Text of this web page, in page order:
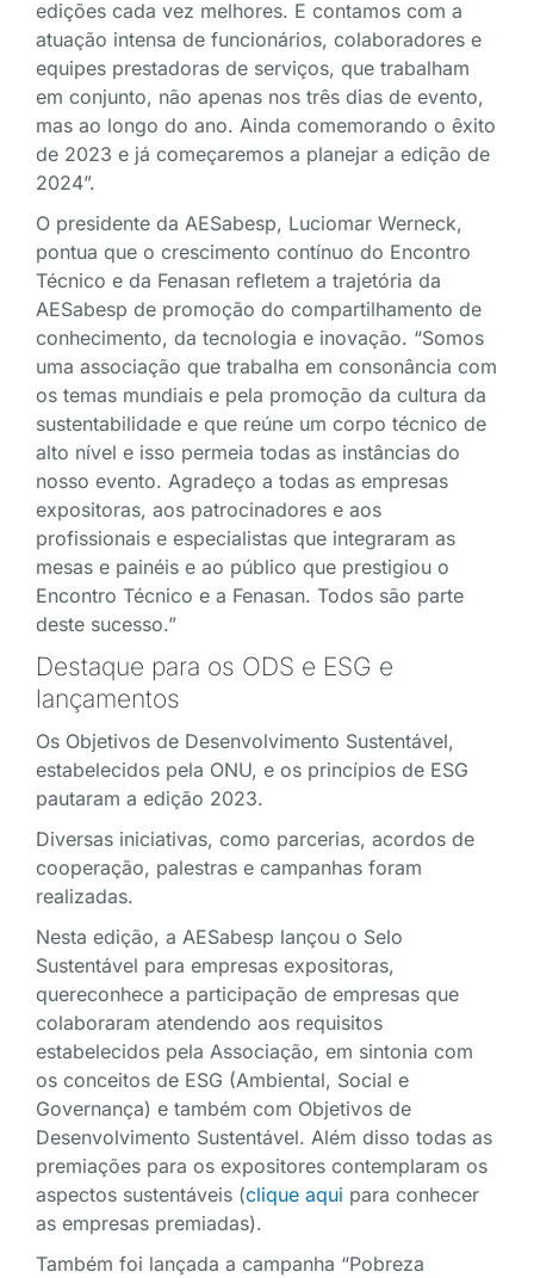
edições cada vez melhores. E contamos com a
atuação intensa de funcionários, colaboradores e
equipes prestadoras de serviços, que trabalham
em conjunto, não apenas nos três dias de evento,
mas ao longo do ano. Ainda comemorando o êxito
de 2023 e já começaremos a planejar a edição de
2024”.
O presidente da AESabesp, Luciomar Werneck,
pontua que o crescimento contínuo do Encontro
Técnico e da Fenasan refletem a trajetória da
AESabesp de promoção do compartilhamento de
conhecimento, da tecnologia e inovação. “Somos
uma associação que trabalha em consonância com
os temas mundiais e pela promoção da cultura da
sustentabilidade e que reúne um corpo técnico de
alto nível e isso permeia todas as instâncias do
nosso evento. Agradeço a todas as empresas
expositoras, aos patrocinadores e aos
profissionais e especialistas que integraram as
mesas e painéis e ao público que prestigiou o
Encontro Técnico e a Fenasan. Todos são parte
deste sucesso.”
Destaque para os ODS e ESG e
lançamentos
Os Objetivos de Desenvolvimento Sustentável,
estabelecidos pela ONU, e os princípios de ESG
pautaram a edição 2023.
Diversas iniciativas, como parcerias, acordos de
cooperação, palestras e campanhas foram
realizadas.
Nesta edição, a AESabesp lançou o Selo
Sustentável para empresas expositoras,
quereconhece a participação de empresas que
colaboraram atendendo aos requisitos
estabelecidos pela Associação, em sintonia com
os conceitos de ESG (Ambiental, Social e
Governança) e também com Objetivos de
Desenvolvimento Sustentável. Além disso todas as
premiações para os expositores contemplaram os
aspectos sustentáveis (clique aqui para conhecer
as empresas premiadas).
Também foi lançada a campanha “Pobreza